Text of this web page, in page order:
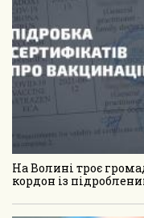
На Волині троє
кордон із